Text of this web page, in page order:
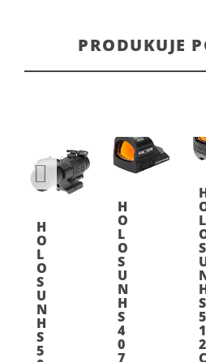
PRODUKUJE
H
O
L
O
S
U
N
H
S
5
H
O
L
O
S
U
N
H
S
4
0
7
L
S
S
5
1
2
C